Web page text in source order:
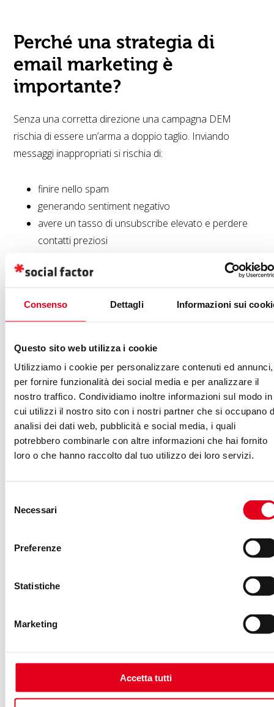
Consenso Dettagli Informazioni sui
Questo sito web utilizza i cookie
Utilizziamo i cookie per personalizzare contenuti ed annunci,
per fornire funzionalità dei social media e per analizzare il
nostro traffico. Condividiamo inoltre informazioni sul modo in
cui utilizzi il nostro sito con i nostri partner che si occupano
analisi dei dati web, pubblicità e social media, i quali
potrebbero combinarle con altre informazioni che hai fornito
loro o che hanno raccolto dal tuo utilizzo dei loro servizi.
delNecessari
Preferenze
Statistiche
Marketing
Accetta tutti
Perché una strategia di
email marketing è
importante?
Senza una corretta direzione una campagna DEM
rischia di essere un’arma a doppio taglio. Inviando
messaggi inappropriati si rischia di:
finire nello spam
generando sentiment negativo
avere un tasso di unsubscribe elevato e perdere
contatti preziosi
Email Marketing per e-
All’interno dell’e-commerce, l’email marketingricopre
un ruolo essenziale: permette di presidiare con estrema
precisione le ultime fasi del funnel così da incentivare gli
utenti a completare gli acquisti o di aumentare il
lifetime valuedi chi è già cliente.
Marketing automation
La necessità di
caratterizza il marketing al giorno d’oggi riguarda anche
In questo senso l’email marketing può essere integrato
in un più ampio processo di
marketing automation.
Un classico esempio è quello dell’email per ilrecupero
dei carrelli abbandonatieppure questa non è che la
punta dell’iceberg, il vero potenziale dell’automazione